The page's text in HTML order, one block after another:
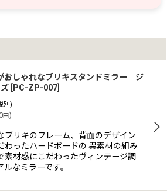
おしゃれなブリキスタンドミラー ジ
PC-ZP-007
別)
円)
ブリキのフレーム、背面のデザイン
わったハードボードの 異素材の組み
素材感にこだわったヴィンテージ調
ルなミラーです。